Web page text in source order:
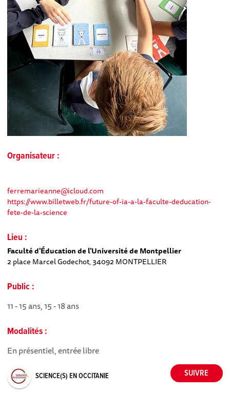
Organisateur :
ferremarieanne@icloud.com
https://www.billetweb.fr/future-of-ia-a-la-faculte-deducation-
fete-de-la-science
Lieu :
Faculté d'Éducation de l'Université de Montpellier
2 place Marcel Godechot, 34092 MONTPELLIER
Public :
11 - 15 ans, 15 - 18 ans
Modalités :
En présentiel, entrée libre
SCIENCE(S) EN OCCITANIE